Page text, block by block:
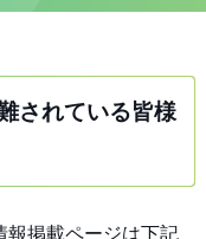
されている皆様
掲載ページは下記